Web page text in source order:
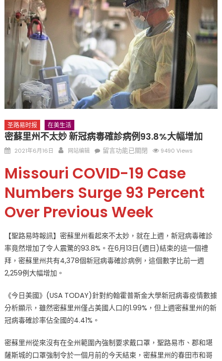
执掌密苏里植物园近四十年 致力推动全球植物多样性研究与中美
合作 Peter Raven 博士逝世 享年89岁
一晃三十年，初夏又相逢。中华日，等你来赴约 —— 密苏里植物
园“中华日三十周年特别报道（五）
筝声与琴韵交汇：刘励(Li Statler)与钢琴家Darek演绎一场古筝
与钢琴的精彩对话
圣路易时报 在美生活
密蘇里州不太妙 新冠病毒確診病例93.8%大幅增加
Posted
2021年6月16日 Author
网站编辑
在
蘇
州
不
太
新
冠
病
診
病
大
幅
留言功能已關閉 9490 Views
Missouri COVID-19 Case
Numbers Surge 93 Percent
Over Previous Week
【聖路易時報訊】密蘇里州看起來不太妙，就在上週，新冠病毒確診
率竟然增加了令人震驚的93.8%。在6月13日(週日)結束的這一個禮
拜，密蘇里州共有4,378個新冠病毒確診病例，這個數字比前一週
2,259例大幅增加。
《今日美國》(USA TODAY)針對約翰霍普斯金大學新冠病毒疫情數據
分析顯示，雖然密蘇里州僅占美國人口的1.99%，但上週密蘇里州的新
冠病毒確診率佔全國的4.41%。
密蘇里州從來沒有在全州範圍內強制要求戴口罩，聖路易市、郡和堪
薩斯城的口罩強制令於一個月前的今天結束，密蘇里州的春田市和哥